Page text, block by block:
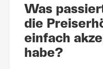
Was
die
einfach
habe?